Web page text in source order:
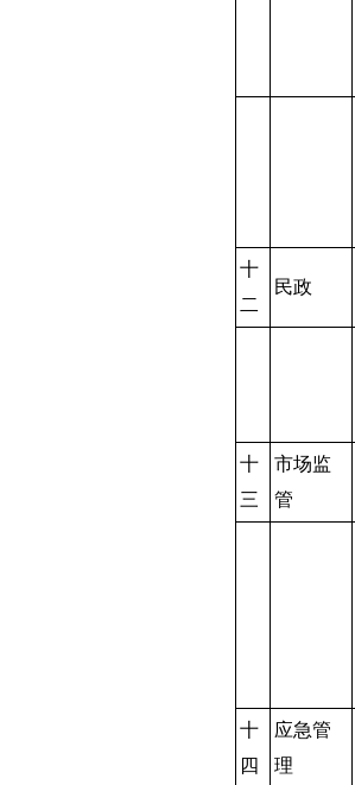
十
二
民政
十
三
市场监
管
十
四
应急管
理